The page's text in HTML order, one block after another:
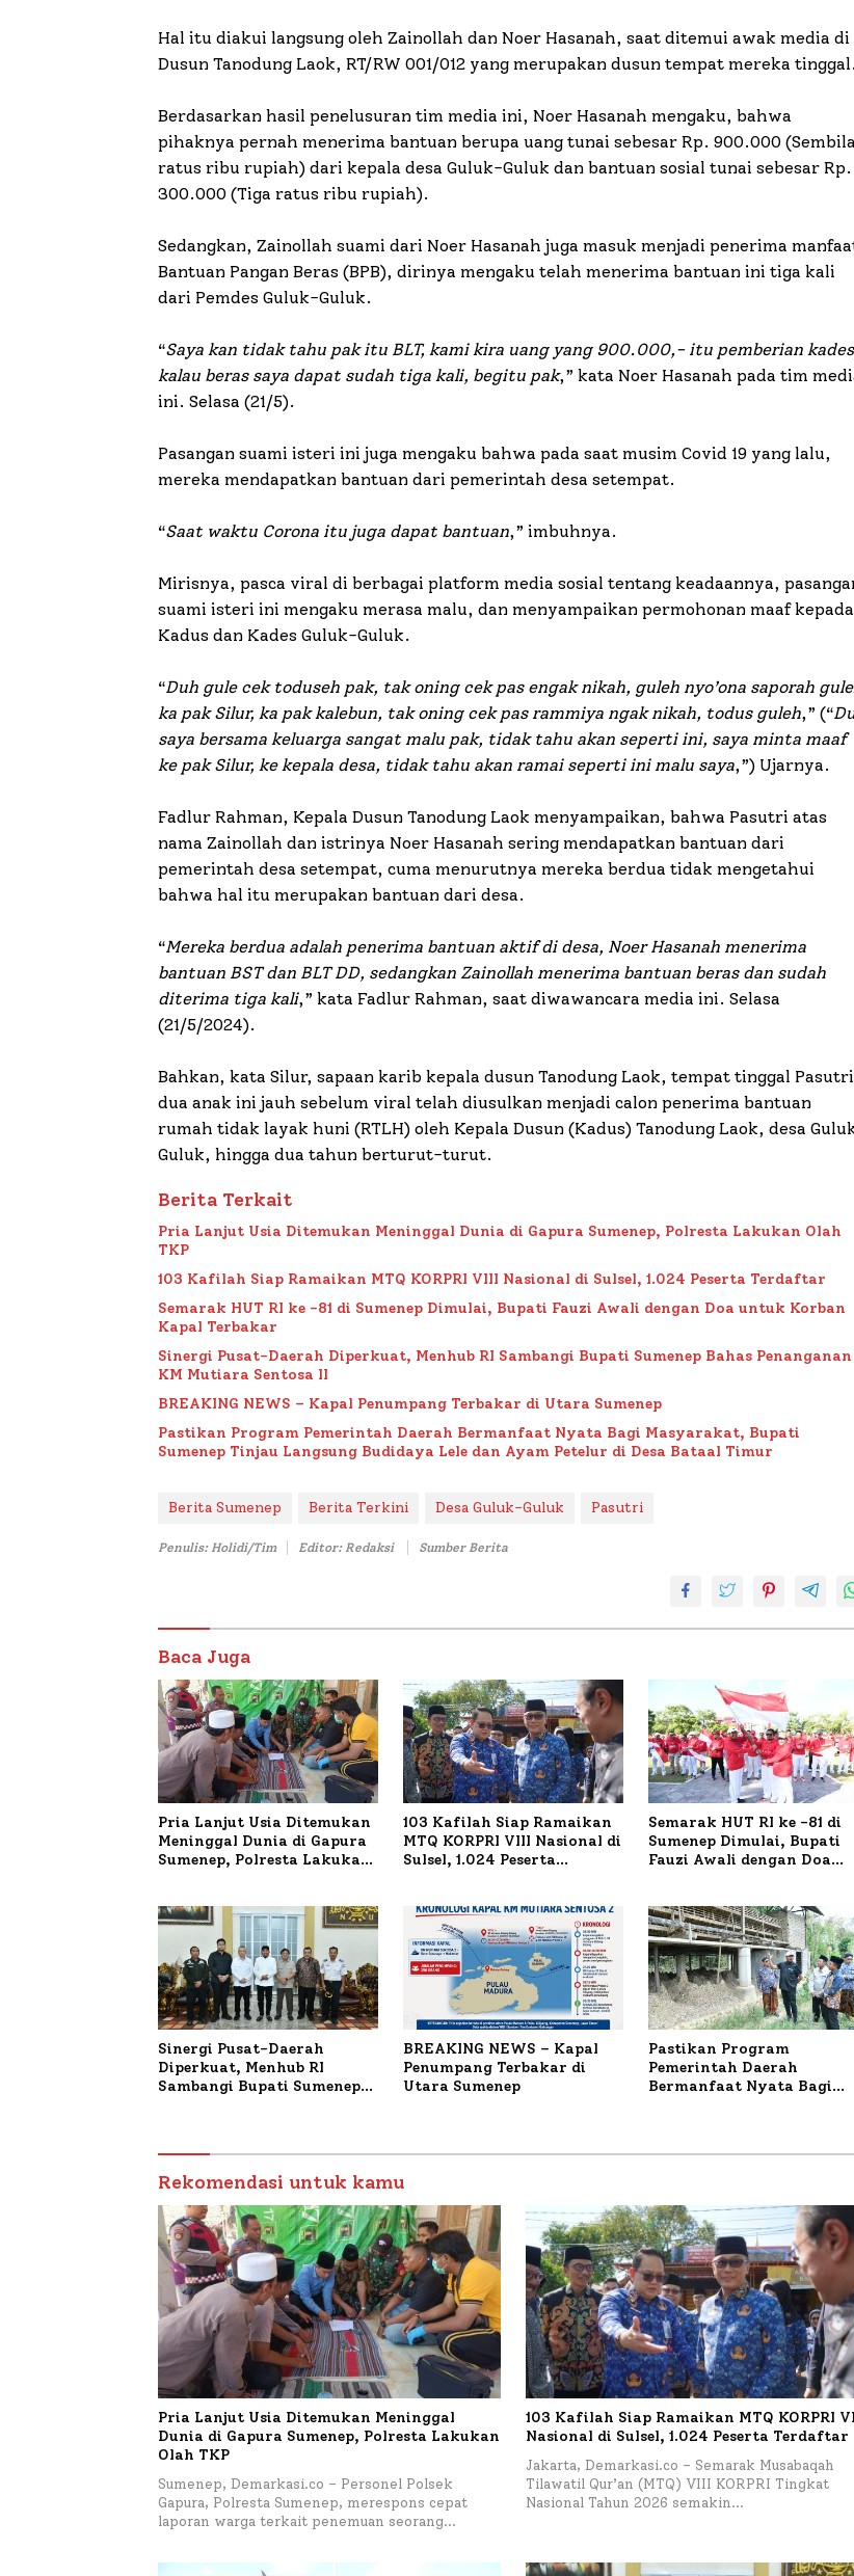
Hal itu diakui langsung oleh Zainollah dan Noer Hasanah, saat ditemui awak media di
Dusun Tanodung Laok, RT/RW 001/012 yang merupakan dusun tempat mereka tinggal.
Berdasarkan hasil penelusuran tim media ini, Noer Hasanah mengaku, bahwa
pihaknya pernah menerima bantuan berupa uang tunai sebesar Rp. 900.000
ratus ribu rupiah) dari kepala desa Guluk-Guluk dan bantuan sosial tunai sebesar Rp.
300.000 (Tiga ratus ribu rupiah).
Sedangkan, Zainollah suami dari Noer Hasanah juga masuk menjadi penerima
Bantuan Pangan Beras (BPB), dirinya mengaku telah menerima bantuan ini tiga kali
dari Pemdes Guluk-Guluk.
“Saya kan tidak tahu pak itu BLT, kami kira uang yang 900.000,- itu pemberian
kalau beras saya dapat sudah tiga kali, begitu pak,” kata Noer Hasanah pada tim
ini. Selasa (21/5).
Pasangan suami isteri ini juga mengaku bahwa pada saat musim Covid 19 yang lalu,
mereka mendapatkan bantuan dari pemerintah desa setempat.
“Saat waktu Corona itu juga dapat bantuan,” imbuhnya.
Mirisnya, pasca viral di berbagai platform media sosial tentang keadaannya,
suami isteri ini mengaku merasa malu, dan menyampaikan permohonan maaf kepada
Kadus dan Kades Guluk-Guluk.
“Duh gule cek toduseh pak, tak oning cek pas engak nikah, guleh nyo’ona saporah
ka pak Silur, ka pak kalebun, tak oning cek pas rammiya ngak nikah, todus guleh,” (“
saya bersama keluarga sangat malu pak, tidak tahu akan seperti ini, saya minta maaf
ke pak Silur, ke kepala desa, tidak tahu akan ramai seperti ini malu saya,”) Ujarnya.
Fadlur Rahman, Kepala Dusun Tanodung Laok menyampaikan, bahwa Pasutri atas
nama Zainollah dan istrinya Noer Hasanah sering mendapatkan bantuan dari
pemerintah desa setempat, cuma menurutnya mereka berdua tidak mengetahui
bahwa hal itu merupakan bantuan dari desa.
“Mereka berdua adalah penerima bantuan aktif di desa, Noer Hasanah menerima
bantuan BST dan BLT DD, sedangkan Zainollah menerima bantuan beras dan sudah
diterima tiga kali,” kata Fadlur Rahman, saat diwawancara media ini. Selasa
(21/5/2024).
Bahkan, kata Silur, sapaan karib kepala dusun Tanodung Laok, tempat tinggal Pasutri
dua anak ini jauh sebelum viral telah diusulkan menjadi calon penerima bantuan
rumah tidak layak huni (RTLH) oleh Kepala Dusun (Kadus) Tanodung Laok, desa
Guluk, hingga dua tahun berturut-turut.
Berita Terkait
Pria Lanjut Usia Ditemukan Meninggal Dunia di Gapura Sumenep, Polresta Lakukan Olah
TKP
103 Kafilah Siap Ramaikan MTQ KORPRI VIII Nasional di Sulsel, 1.024 Peserta Terdaftar
Semarak HUT RI ke -81 di Sumenep Dimulai, Bupati Fauzi Awali dengan Doa untuk Korban
Kapal Terbakar
Sinergi Pusat-Daerah Diperkuat, Menhub RI Sambangi Bupati Sumenep Bahas Penanganan
KM Mutiara Sentosa II
BREAKING NEWS – Kapal Penumpang Terbakar di Utara Sumenep
Pastikan Program Pemerintah Daerah Bermanfaat Nyata Bagi Masyarakat, Bupati
Sumenep Tinjau Langsung Budidaya Lele dan Ayam Petelur di Desa Bataal Timur
Berita Sumenep Berita Terkini Desa Guluk-Guluk Pasutri
Penulis: Holidi/Tim Editor: Redaksi Sumber Berita
Baca Juga
Pria Lanjut Usia Ditemukan
Meninggal Dunia di Gapura
Sumenep, Polresta Lakukan
103 Kafilah Siap Ramaikan
MTQ KORPRI VIII Nasional di
Sulsel, 1.024 Peserta
Semarak HUT RI ke -81 di
Sumenep Dimulai, Bupati
Fauzi Awali dengan Doa
Sinergi Pusat-Daerah
Diperkuat, Menhub RI
Sambangi Bupati Sumenep
BREAKING NEWS – Kapal
Penumpang Terbakar di
Utara Sumenep
Pastikan Program
Pemerintah Daerah
Bermanfaat Nyata Bagi
Petelur di Desa Bataal
Rekomendasi untuk kamu
Pria Lanjut Usia Ditemukan Meninggal
Dunia di Gapura Sumenep, Polresta Lakukan
Olah TKP
Sumenep, Demarkasi.co – Personel Polsek
Gapura, Polresta Sumenep, merespons cepat
laporan warga terkait penemuan seorang…
103 Kafilah Siap Ramaikan MTQ KORPRI
Nasional di Sulsel, 1.024 Peserta Terdaftar
Jakarta, Demarkasi.co – Semarak Musabaqah
Tilawatil Qur’an (MTQ) VIII KORPRI Tingkat
Nasional Tahun 2026 semakin…